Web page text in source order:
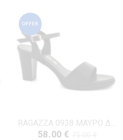
OFFER
RAGAZZA 0938 ΜΑΥΡΟ ΔΕΡΜΑ
58.00 €